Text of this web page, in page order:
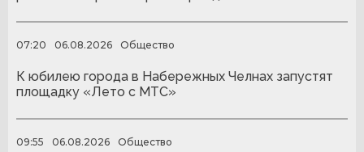
07:20 06.08.2026 Общество
К юбилею города в Набережных Челнах запустят
площадку «Лето с МТС»
09:55 06.08.2026 Общество